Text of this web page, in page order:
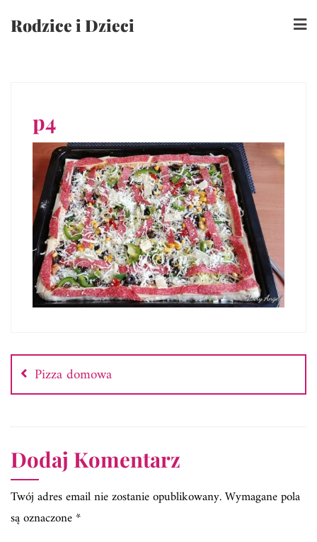
Rodzice i Dzieci
p4
wpisu
Pizza domowa
Dodaj Komentarz
Twój adres email nie zostanie opublikowany.Wymagane pola
są oznaczone*